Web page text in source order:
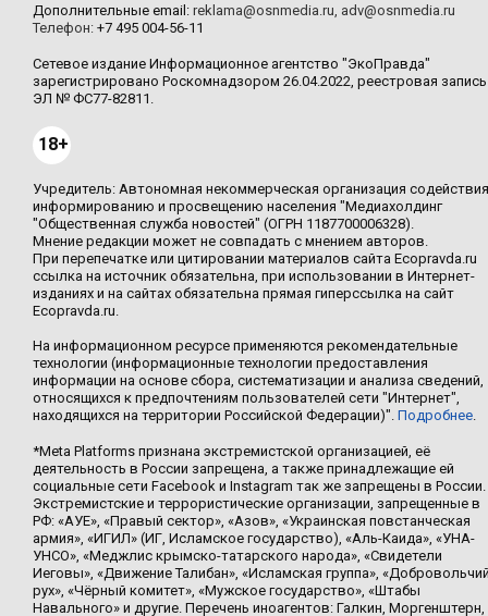
Дополнительные email: reklama@osnmedia.ru, adv@osnmedia.ru
Телефон: +7 495 004-56-11
Сетевое издание Информационное агентство "ЭкоПравда"
зарегистрировано Роскомнадзором 26.04.2022, реестровая запись
ЭЛ № ФС77-82811.
18+
Учредитель: Автономная некоммерческая организация содействия
информированию и просвещению населения "Медиахолдинг
"Общественная служба новостей" (ОГРН 1187700006328).
Мнение редакции может не совпадать с мнением авторов.
При перепечатке или цитировании материалов сайта Ecopravda.ru
ссылка на источник обязательна, при использовании в Интернет-
изданиях и на сайтах обязательна прямая гиперссылка на сайт
Ecopravda.ru.
На информационном ресурсе применяются рекомендательные
технологии (информационные технологии предоставления
информации на основе сбора, систематизации и анализа сведений,
относящихся к предпочтениям пользователей сети "Интернет",
находящихся на территории Российской Федерации)". Подробнее.
*Meta Platforms признана экстремистской организацией, её
деятельность в России запрещена, а также принадлежащие ей
социальные сети Facebook и Instagram так же запрещены в России.
Экстремистские и террористические организации, запрещенные в
РФ: «АУЕ», «Правый сектор», «Азов», «Украинская повстанческая
армия», «ИГИЛ» (ИГ, Исламское государство), «Аль-Каида», «УНА-
УНСО», «Меджлис крымско-татарского народа», «Свидетели
Иеговы», «Движение Талибан», «Исламская группа»,
рух», «Чёрный комитет», «Мужское государство», «Штабы
Навального» и другие. Перечень иноагентов: Галкин, Моргенштерн,